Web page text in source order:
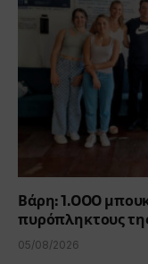
Βάρη: 1.000
πυρόπληκτους
05/08/2026